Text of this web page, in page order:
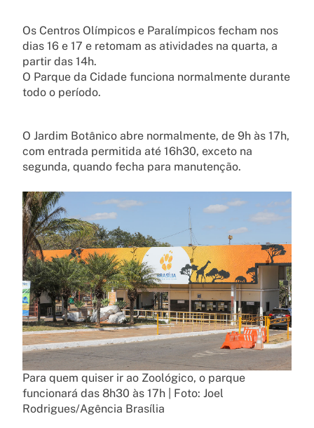
Os Centros Olímpicos e Paralímpicos fecham nos
dias 16 e 17 e retomam as atividades na quarta, a
partir das 14h.
O Parque da Cidade funciona normalmente durante
todo o período.
O Jardim Botânico abre normalmente, de 9h às 17h,
com entrada permitida até 16h30, exceto na
segunda, quando fecha para manutenção.
Para quem quiser ir ao Zoológico, o parque
funcionará das 8h30 às 17h | Foto: Joel
Rodrigues/Agência Brasília